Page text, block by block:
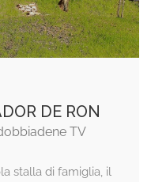
DE RON
TV
stalla di famiglia, il